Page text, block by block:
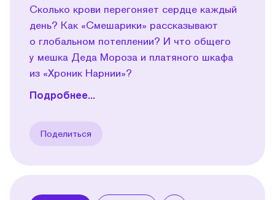
Сколько крови перегоняет сердце каждый
день? Как «Смешарики» рассказывают
о глобальном потеплении? И что общего
у мешка Деда Мороза и платяного шкафа
из «Хроник Нарнии»?
Подробнее...
Поделиться